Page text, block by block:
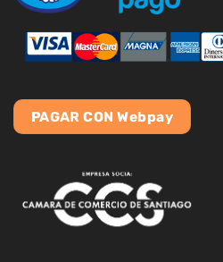
PAGAR CON Webpay